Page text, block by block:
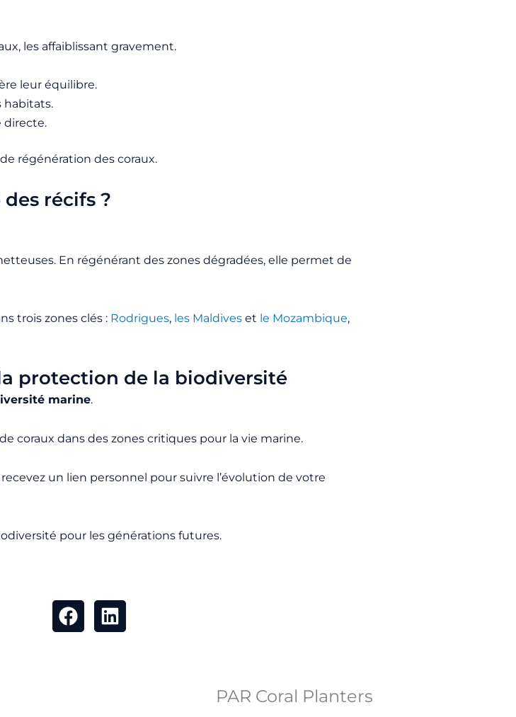
les affaiblissant gravement.
leur équilibre.
habitats.
directe.
régénération des coraux.
récifs ?
En régénérant des zones dégradées, elle permet de
trois zones clés : Rodrigues, les Maldives et le Mozambique,
protection de la biodiversité
marine.
coraux dans des zones critiques pour la vie marine.
un lien personnel pour suivre l’évolution de votre
pour les générations futures.
PAR Coral Planters